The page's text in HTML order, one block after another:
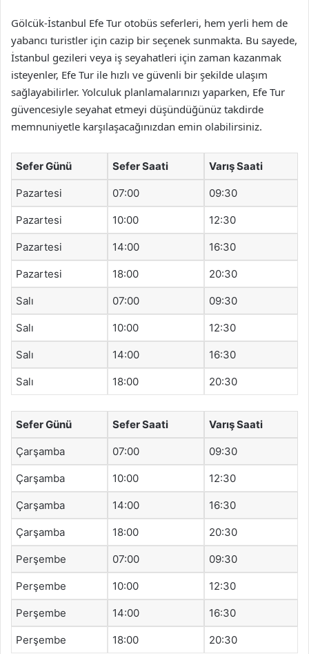
Gölcük-İstanbul Efe Tur otobüs seferleri, hem yerli hem de
yabancı turistler için cazip bir seçenek sunmakta. Bu sayede,
İstanbul gezileri veya iş seyahatleri için zaman kazanmak
isteyenler, Efe Tur ile hızlı ve güvenli bir şekilde ulaşım
sağlayabilirler. Yolculuk planlamalarınızı yaparken, Efe Tur
güvencesiyle seyahat etmeyi düşündüğünüz takdirde
memnuniyetle karşılaşacağınızdan emin olabilirsiniz.
Sefer Günü Sefer Saati Varış Saati
Pazartesi 07:00 09:30
Pazartesi 10:00 12:30
Pazartesi 14:00 16:30
Pazartesi 18:00 20:30
Salı 07:00 09:30
Salı 10:00 12:30
Salı 14:00 16:30
Salı 18:00 20:30
Sefer Günü Sefer Saati Varış Saati
Çarşamba 07:00 09:30
Çarşamba 10:00 12:30
Çarşamba 14:00 16:30
Çarşamba 18:00 20:30
Perşembe 07:00 09:30
Perşembe 10:00 12:30
Perşembe 14:00 16:30
Perşembe 18:00 20:30